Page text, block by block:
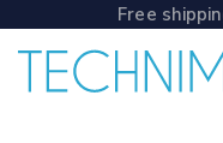
Free